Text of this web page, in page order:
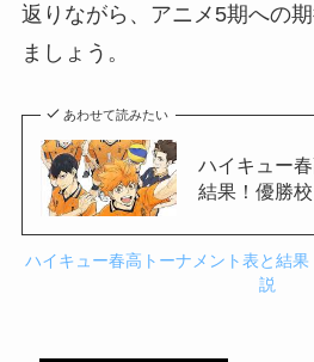
返りながら、アニメ5期への
ましょう。
あわせて読みたい
ハイキュー
結果！優勝
ハイキュー春高トーナメント表と結
説